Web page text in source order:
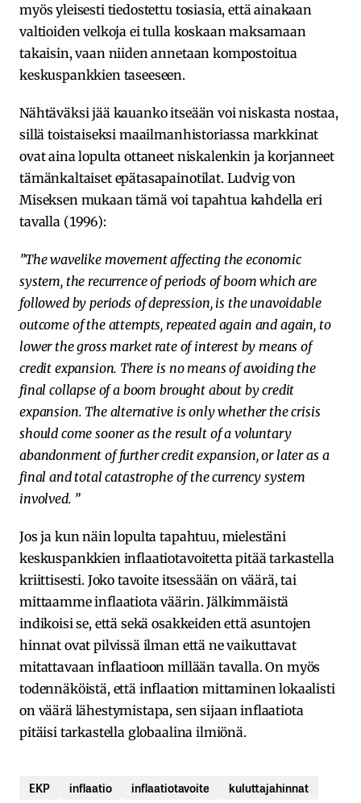
myös yleisesti tiedostettu tosiasia, että ainakaan
valtioiden velkoja ei tulla koskaan maksamaan
takaisin, vaan niiden annetaan kompostoitua
keskuspankkien taseeseen.
Nähtäväksi jää kauanko itseään voi niskasta nostaa,
sillä toistaiseksi maailmanhistoriassa markkinat
ovat aina lopulta ottaneet niskalenkin ja korjanneet
tämänkaltaiset epätasapainotilat. Ludvig von
Miseksen mukaan tämä voi tapahtua kahdella eri
tavalla (1996):
”The wavelike movement affecting the economic
system, the recurrence of periods of boom which are
followed by periods of depression, is the unavoidable
outcome of the attempts, repeated again and again, to
lower the gross market rate of interest by means of
credit expansion. There is no means of avoiding the
final collapse of a boom brought about by credit
expansion. The alternative is only whether the crisis
should come sooner as the result of a voluntary
abandonment of further credit expansion, or later as a
final and total catastrophe of the currency system
involved. ”
Jos ja kun näin lopulta tapahtuu, mielestäni
keskuspankkien inflaatiotavoitetta pitää tarkastella
kriittisesti. Joko tavoite itsessään on väärä, tai
mittaamme inflaatiota väärin. Jälkimmäistä
indikoisi se, että sekä osakkeiden että asuntojen
hinnat ovat pilvissä ilman että ne vaikuttavat
mitattavaan inflaatioon millään tavalla. On myös
todennäköistä, että inflaation mittaminen lokaalisti
on väärä lähestymistapa, sen sijaan inflaatiota
pitäisi tarkastella globaalina ilmiönä.
EKP inflaatio inflaatiotavoite kuluttajahinnat